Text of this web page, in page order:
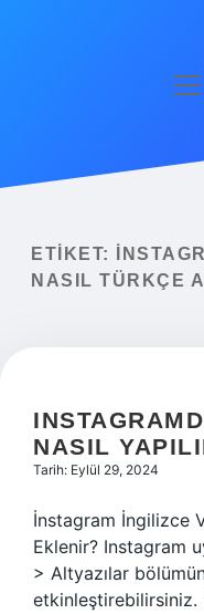
Yasal Uyarı
ETIKET:
NASIL TÜRKÇE
NASIL
Tarih: Eylül 29, 2024
İnstagram İngilizce
Eklenir? Instagram
> Altyazılar
etkinleştirebilirsiniz.